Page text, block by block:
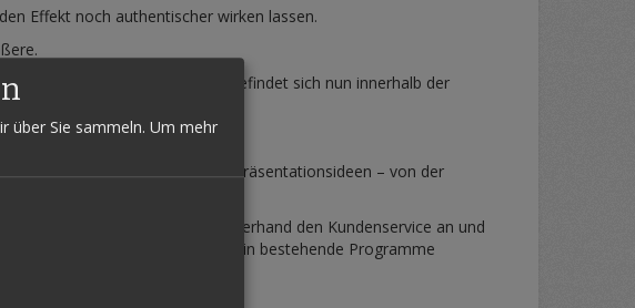
Effekt noch authentischer wirken lassen.
um. Die zuvor größere Box befindet sich nun innerhalb der
mit unterschiedlichen Präsentationsideen – von der
ruft der Zauberer kurzerhand den Kundenservice an und
sorgt und sich hervorragend in bestehende Programme
über Sie sammeln. Um mehr